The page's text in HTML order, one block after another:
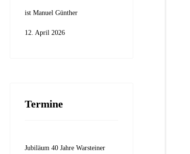
ist Manuel Günther
12. April 2026
Termine
Jubiläum 40 Jahre Warsteiner